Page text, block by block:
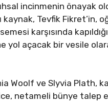
incinmenin önayak
kaynak, Tevfik Fikret’in,
karşısında
yol açacak bir vesile
Woolf ve Slyvia Plath,
netameli bünye talep